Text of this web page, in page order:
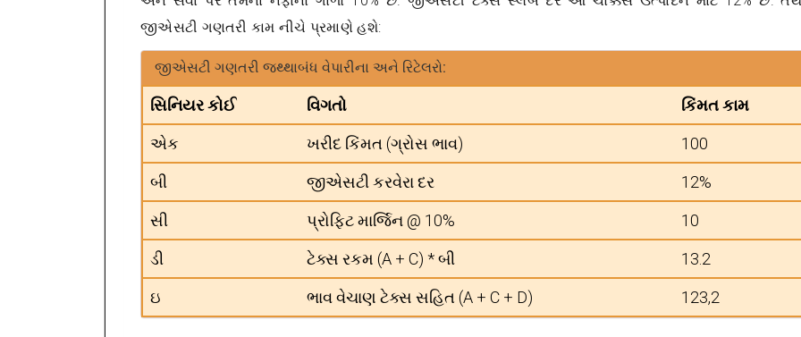
જીએસટી ગણતરી કામ નીચે પ્રમાણે હશે:
જીએસટી ગણતરી જથ્થાબંધ વેપારીના અને રિટેલરો:
સિનિયર કોઈ વિગતો કિંમત કામ
એક ખરીદ કિંમત (ગ્રોસ ભાવ) 100
બી જીએસટી કરવેરા દર 12%
સી પ્રોફિટ માર્જિન @ 10% 10
ડી ટેક્સ રકમ (A + C) * બી 13.2
ઇ ભાવ વેચાણ ટેક્સ સહિત (A + C + D) 123,2